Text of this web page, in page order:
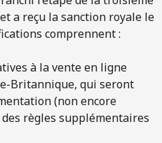
a reçu la sanction royale le
comprennent :
à la vente en ligne
Britannique, qui seront
(non encore
règles supplémentaires